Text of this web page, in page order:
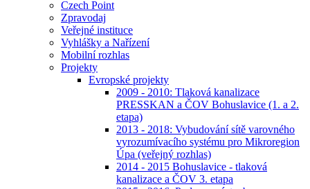
Czech Point
Zpravodaj
Veřejné instituce
Vyhlášky a Nařízení
Mobilní rozhlas
Projekty
Evropské projekty
2009 - 2010: Tlaková kanalizace
PRESSKAN a ČOV Bohuslavice (1. a 2.
etapa)
2013 - 2018: Vybudování sítě varovného
vyrozumívacího systému pro Mikroregion
Úpa (veřejný rozhlas)
2014 - 2015 Bohuslavice - tlaková
kanalizace a ČOV 3. etapa